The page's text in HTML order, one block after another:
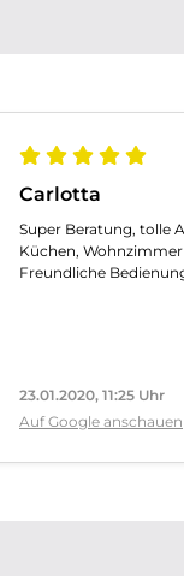
Carlotta
Super Beratung, tolle
Küchen,
Freundliche
23.01.2020, 11:25 Uhr
Auf Google anschauen